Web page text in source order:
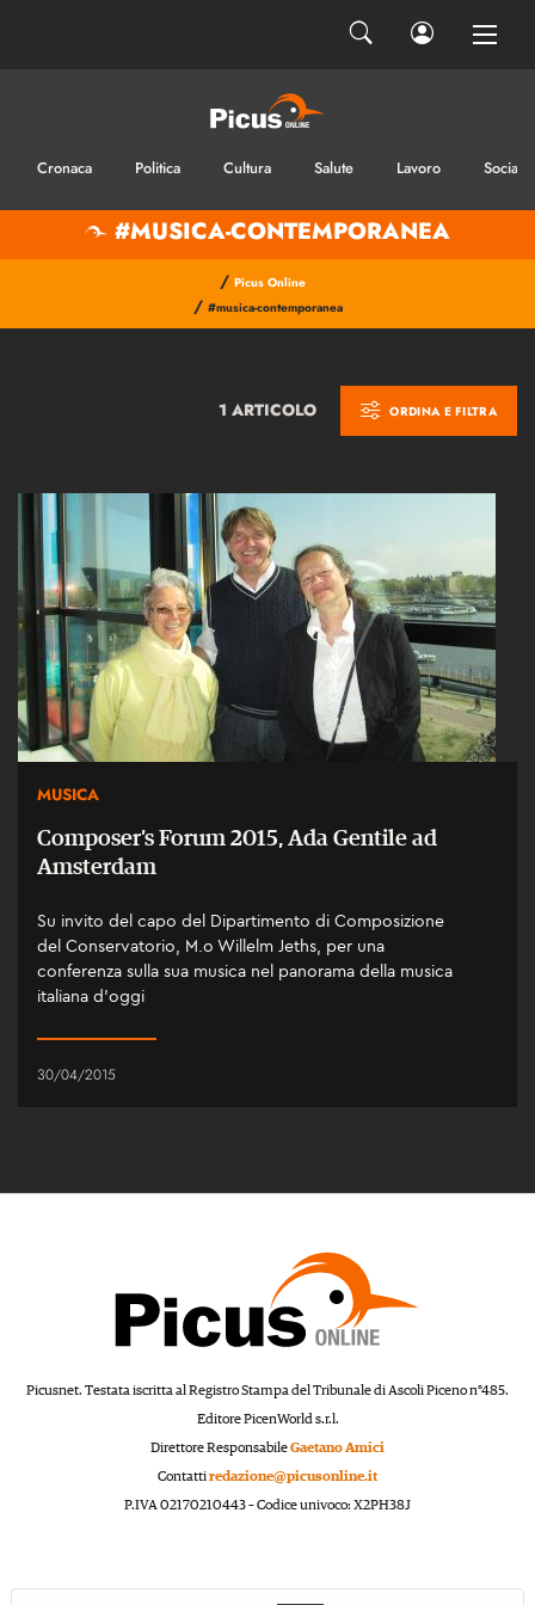
Cronaca Politica Cultura Salute Lavoro Sociale
#MUSICA-CONTEMPORANEA
/ Picus Online
/ #musica-contemporanea
1 ARTICOLO ORDINA E FILTRA
MUSICA
Composer’s Forum 2015, Ada Gentile ad
Amsterdam
Su invito del capo del Dipartimento di Composizione
del Conservatorio, M.o Willelm Jeths, per una
conferenza sulla sua musica nel panorama della musica
italiana d’oggi
30/04/2015
Picusnet. Testata iscritta al Registro Stampa del Tribunale di Ascoli Piceno n°485.
Editore PicenWorld s.r.l.
Direttore ResponsabileGaetano Amici
Contattiredazione@picusonline.it
P.IVA 02170210443 – Codice univoco: X2PH38J